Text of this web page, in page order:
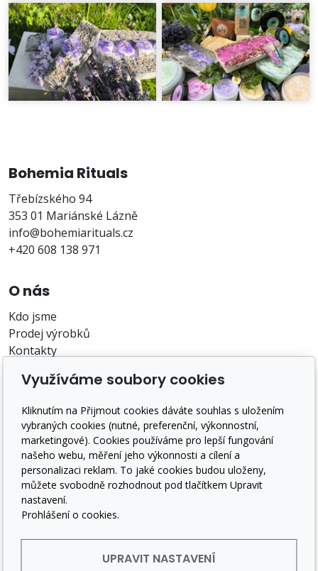
Bohemia Rituals
Třebízského 94
353 01 Mariánské Lázně
info@bohemiarituals.cz
+420 608 138 971
O nás
Kdo jsme
Prodej výrobků
Kontakty
O nákupu
Záruka a reklamace
Doprava a platba
Obchodní podmínky
GDPR
Sledujte nás
Využíváme soubory cookies
Kliknutím na Přijmout cookies dáváte souhlas s uložením
vybraných cookies (nutné, preferenční, výkonnostní,
marketingové). Cookies používáme pro lepší fungování
našeho webu, měření jeho výkonnosti a cílení a
personalizaci reklam. To jaké cookies budou uloženy,
můžete svobodně rozhodnout pod tlačítkem Upravit
nastavení.
Prohlášení o cookies.
UPRAVIT NASTAVENÍ